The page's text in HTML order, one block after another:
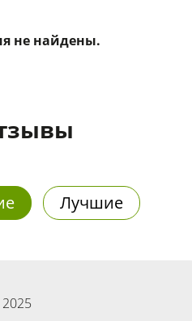
не найдены.
Лучшие